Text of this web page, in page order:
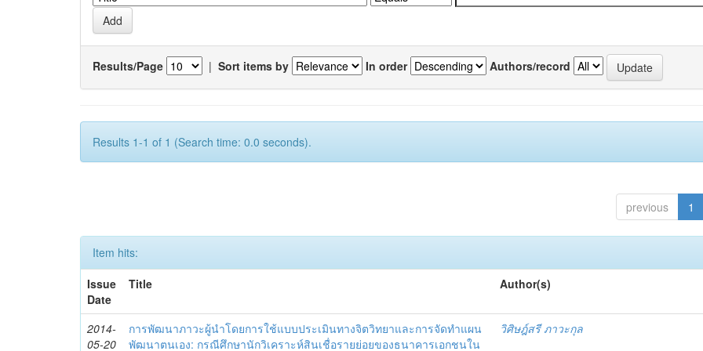
Results/Page | Sort items by In order Authors/record
Results 1-1 of 1 (Search time: 0.0 seconds).
previous 1
Item hits:
Issue
Date
Title Author(s)
2014-
05-20
การพัฒนาภาวะผู้นำโดยการใช้แบบประเมินทางจิตวิทยาและการจัดทำแผน
พัฒนาตนเอง: กรณีศึกษานักวิเคราะห์สินเชื่อรายย่อยของธนาคารเอกชนใน
วิศิษฎ์สรี ภาวะกุล